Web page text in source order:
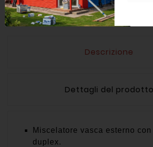
Descrizione
Dettagli del prodotto
Miscelatore vasca esterno
duplex.